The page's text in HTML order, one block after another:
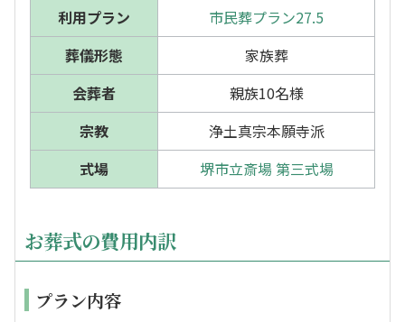
利用プラン
市民葬プラン27.5
葬儀形態
家族葬
会葬者
親族10名様
宗教
浄土真宗本願寺派
式場
堺市立斎場 第三式場
お葬式の費用内訳
プラン内容